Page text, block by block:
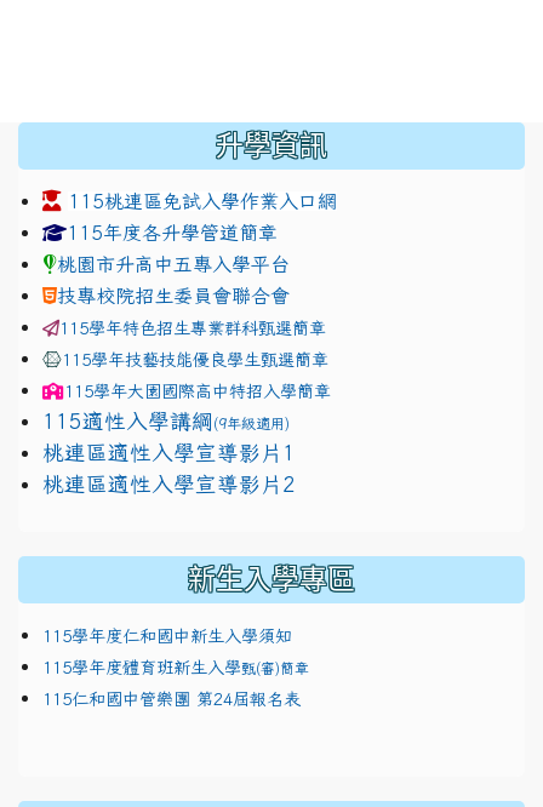
升學資訊
115桃連區免試入學作業入口網
link to https://www.jhjhs.tyc.edu.tw/modules/
115年度各升學管道簡章
桃園市升高中五專入學平台
技專校院招生委員會聯合會
115學年特色招生專業群科甄選簡章
115學年技藝技能優良學生甄選簡章
115學年大園國際高中特招入學簡章
115適性入學講綱 (9年級適用)
link to https://docs.google.com/presentation/d/
桃連區適性入學宣導影片1
link to https://docs.google.com/presentation/d/
桃連區適性入學宣導影片2
新生入學專區
115學年度仁和國中新生入學須知
115學年度體育班新生入學甄(審)簡章
115仁和國中管樂團 第24屆報名表